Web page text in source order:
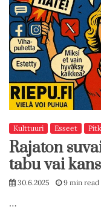
Kulttuuri Esseet
Rajaton
tabu vai
30.6.2025 9 min read
…